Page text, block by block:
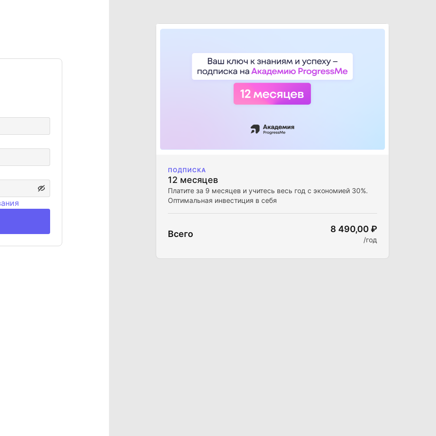
ПОДПИСКА
12 месяцев
Платите за 9 месяцев и учитесь весь год с экономией 30%.
Оптимальная инвестиция в себя
Всего 8 490,00 ₽
/год